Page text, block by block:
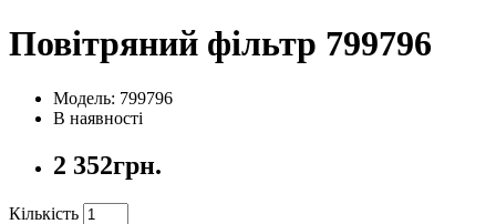
Повітряний фільтр 799796
Модель: 799796
В наявності
2 352грн.
Кількість